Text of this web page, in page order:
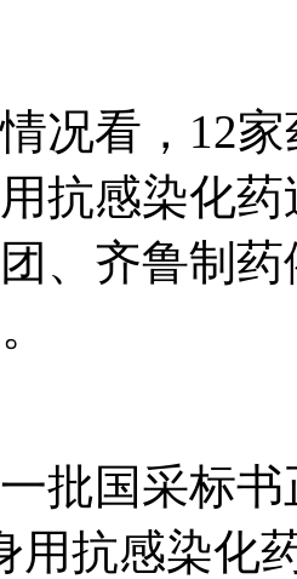
况看，12
抗感染化
、齐鲁制
批国采标
用抗感染化